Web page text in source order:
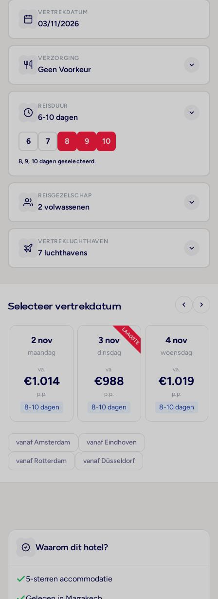
VERTREKDATUM
03/11/2026
VERZORGING
Geen Voorkeur
REISDUUR
6-10 dagen
6 7 8 9 10
8, 9, 10 dagen geselecteerd.
REISGEZELSCHAP
2 volwassenen
VERTREKLUCHTHAVEN
7 luchthavens
Selecteer vertrekdatum
2 nov
maandag
va.
€1.014
p.p.
8-10 dagen
LAAGSTE
3 nov
dinsdag
va.
€988
p.p.
8-10 dagen
4 nov
woensdag
va.
€1.019
p.p.
8-10 dagen
vanaf Amsterdam vanaf Eindhoven
vanaf Rotterdam vanaf Düsseldorf
Waarom dit hotel?
5-sterren accommodatie